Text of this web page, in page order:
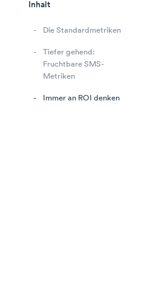
Inhalt
Die Standardmetriken
Tiefer gehend:
Fruchtbare SMS-
Metriken
Immer an ROI denken